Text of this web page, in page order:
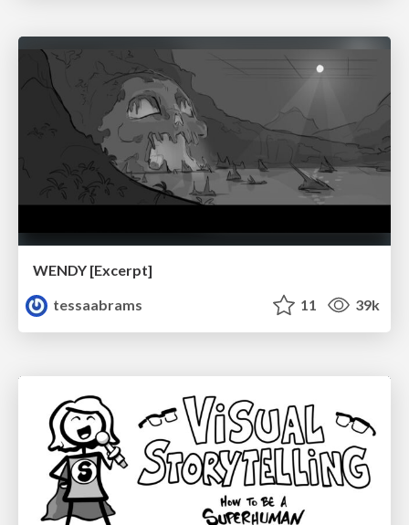
WENDY [Excerpt]
tessaabrams
11 39k